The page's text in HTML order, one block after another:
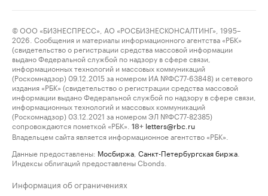
© ООО «БИЗНЕСПРЕСС», АО «РОСБИЗНЕСКОНСАЛТИНГ», 1995–
2026. Сообщения и материалы информационного агентства «РБК»
(свидетельство о регистрации средства массовой информации
выдано Федеральной службой по надзору в сфере связи,
информационных технологий и массовых коммуникаций
(Роскомнадзор) 09.12.2015 за номером ИА №ФС77-63848) и сетевого
издания «РБК» (свидетельство о регистрации средства массовой
информации выдано Федеральной службой по надзору в сфере связи,
информационных технологий и массовых коммуникаций
(Роскомнадзор) 03.12.2021 за номером ЭЛ №ФС77-82385)
сопровождаются пометкой «РБК».
18+ letters@rbc.ru
Владельцем сайта является информационное агентство «РБК».
Данные предоставлены: Мосбиржа Санкт-Петербургская биржа
Индексы облигаций предоставлены Cbonds.
Информация об ограничениях